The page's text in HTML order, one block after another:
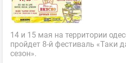
14 и 15 мая на территории
пройдет 8-й фестиваль «Таки
сезон».